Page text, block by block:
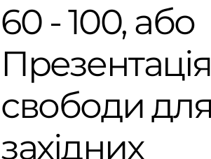
60 - 100, або
свободи для
західних